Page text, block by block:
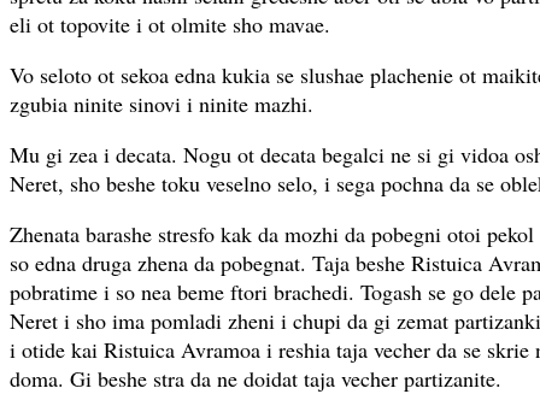
eli ot topovite i ot olmite sho mavae.
Vo seloto ot sekoa edna kukia se slushae plachenie ot
zgubia ninite sinovi i ninite mazhi.
Mu gi zea i decata. Nogu ot decata begalci ne si gi vidoa
Neret, sho beshe toku veselno selo, i sega pochna da se
Zhenata barashe stresfo kak da mozhi da pobegni otoi
so edna druga zhena da pobegnat. Taja beshe Ristuica
pobratime i so nea beme ftori brachedi. Togash se go dele
Neret i sho ima pomladi zheni i chupi da gi zemat
i otide kai Ristuica Avramoa i reshia taja vecher da se skrie
doma. Gi beshe stra da ne doidat taja vecher partizanite.